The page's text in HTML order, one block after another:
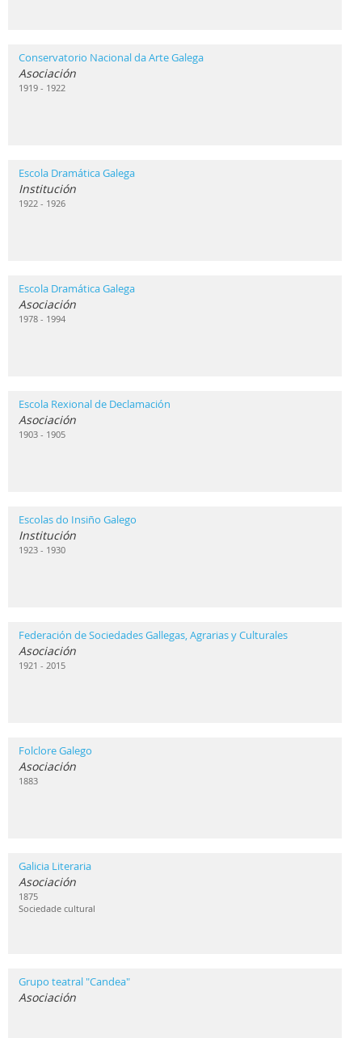
Conservatorio Nacional da Arte Galega
Asociación
1919 - 1922
Escola Dramática Galega
Institución
1922 - 1926
Escola Dramática Galega
Asociación
1978 - 1994
Escola Rexional de Declamación
Asociación
1903 - 1905
Escolas do Insiño Galego
Institución
1923 - 1930
Federación de Sociedades Gallegas, Agrarias y Culturales
Asociación
1921 - 2015
Folclore Galego
Asociación
1883
Galicia Literaria
Asociación
1875
Sociedade cultural
Grupo teatral "Candea"
Asociación